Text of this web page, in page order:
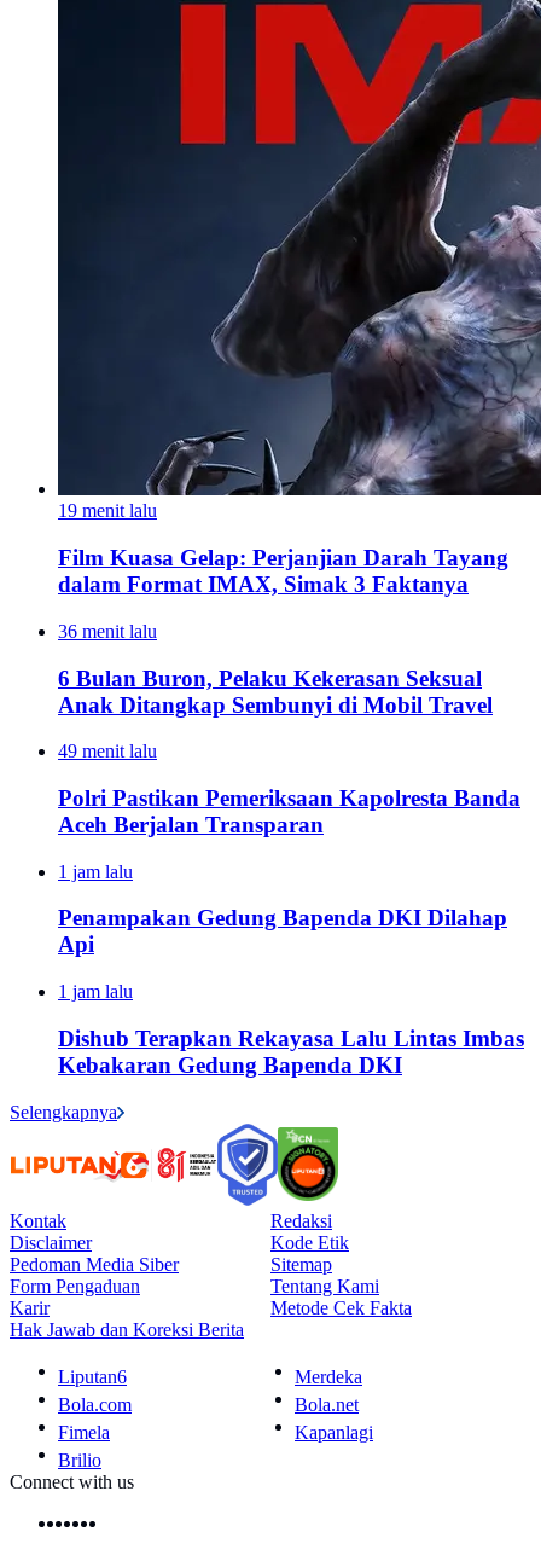
19 menit lalu
Film Kuasa Gelap: Perjanjian Darah Tayang
dalam Format IMAX, Simak 3 Faktanya
36 menit lalu
6 Bulan Buron, Pelaku Kekerasan Seksual
Anak Ditangkap Sembunyi di Mobil Travel
49 menit lalu
Polri Pastikan Pemeriksaan Kapolresta Banda
Aceh Berjalan Transparan
1 jam lalu
Penampakan Gedung Bapenda DKI Dilahap
Api
1 jam lalu
Dishub Terapkan Rekayasa Lalu Lintas Imbas
Kebakaran Gedung Bapenda DKI
Selengkapnya
Kontak
Redaksi
Disclaimer
Kode Etik
Pedoman Media Siber
Sitemap
Form Pengaduan
Tentang Kami
Karir
Metode Cek Fakta
Hak Jawab dan Koreksi Berita
Liputan6
Merdeka
Bola.com
Bola.net
Fimela
Kapanlagi
Brilio
Connect with us